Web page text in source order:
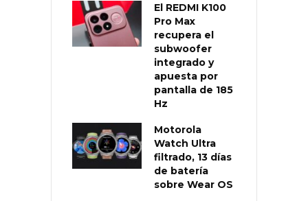
El REDMI K100
Pro Max
recupera el
subwoofer
integrado y
apuesta por
pantalla de 185
Hz
Motorola
Watch Ultra
filtrado, 13 días
de batería
sobre Wear OS